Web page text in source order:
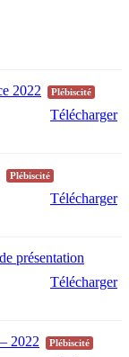
2022 Plébiscité
Télécharger
Plébiscité
Télécharger
présentation
Télécharger
2022 Plébiscité